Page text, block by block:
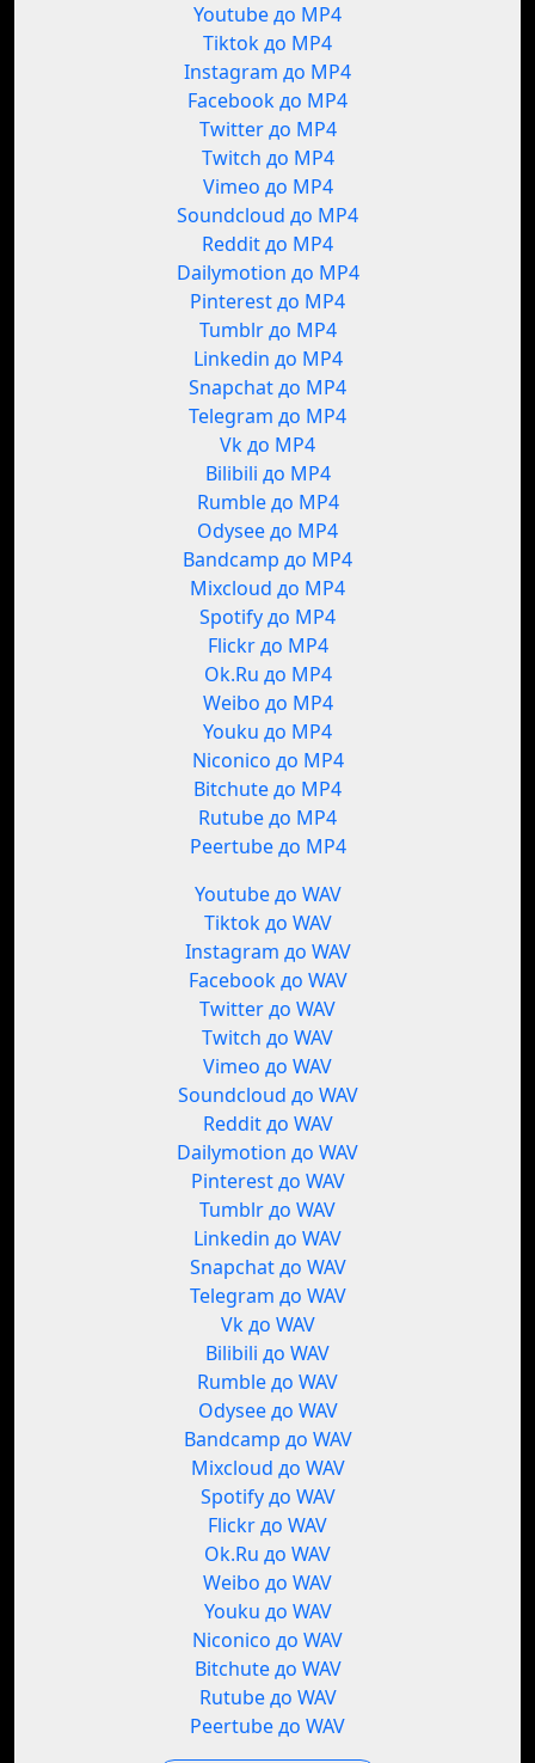
Youtube до MP4
Tiktok до MP4
Instagram до MP4
Facebook до MP4
Twitter до MP4
Twitch до MP4
Vimeo до MP4
Soundcloud до MP4
Reddit до MP4
Dailymotion до MP4
Pinterest до MP4
Tumblr до MP4
Linkedin до MP4
Snapchat до MP4
Telegram до MP4
Vk до MP4
Bilibili до MP4
Rumble до MP4
Odysee до MP4
Bandcamp до MP4
Mixcloud до MP4
Spotify до MP4
Flickr до MP4
Ok.Ru до MP4
Weibo до MP4
Youku до MP4
Niconico до MP4
Bitchute до MP4
Rutube до MP4
Peertube до MP4
Youtube до WAV
Tiktok до WAV
Instagram до WAV
Facebook до WAV
Twitter до WAV
Twitch до WAV
Vimeo до WAV
Soundcloud до WAV
Reddit до WAV
Dailymotion до WAV
Pinterest до WAV
Tumblr до WAV
Linkedin до WAV
Snapchat до WAV
Telegram до WAV
Vk до WAV
Bilibili до WAV
Rumble до WAV
Odysee до WAV
Bandcamp до WAV
Mixcloud до WAV
Spotify до WAV
Flickr до WAV
Ok.Ru до WAV
Weibo до WAV
Youku до WAV
Niconico до WAV
Bitchute до WAV
Rutube до WAV
Peertube до WAV